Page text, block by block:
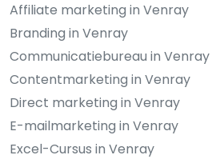
Affiliate marketing in Venray
Branding in Venray
Communicatiebureau in Venray
Contentmarketing in Venray
Direct marketing in Venray
E-mailmarketing in Venray
Excel-Cursus in Venray